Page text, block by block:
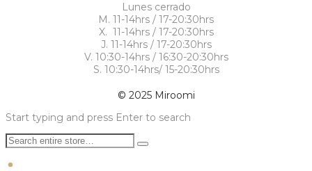
Lunes cerrado
M. 11-14hrs / 17-20:30hrs
X. 11-14hrs / 17-20:30hrs
J. 11-14hrs / 17-20:30hrs
V. 10:30-14hrs / 16:30-20:30hrs
S. 10:30-14hrs/ 15-20:30hrs
© 2025 Miroomi
Start typing and press Enter to search